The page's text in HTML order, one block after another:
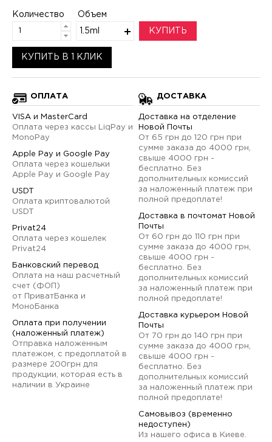
Количество Объем
1.5ml КУПИТЬ
КУПИТЬ В 1 КЛИК
ОПЛАТА
VISA и MasterCard
Оплата через кассы LiqPay и
MonoPay
Apple Pay и Google Pay
Оплата через кошельки
Apple Pay и Google Pay
USDT
Оплата криптовалютой
USDT
Privat24
Оплата через кошелек
Privat24
Банковский перевод
Оплата на наш расчетный
счет (ФОП)
от ПриватБанка и
МоноБанка
Оплата при получении
(наложенный платеж)
Отправка наложенным
платежом, с предоплатой в
размере 200грн для
продукции, которая есть в
наличии в Украине
ДОСТАВКА
Доставка на отделение
Новой Почты
От 65 грн до 120 грн при
сумме заказа до 4000 грн,
свыше 4000 грн -
бесплатно. Без
дополнительных комиссий
за наложенный платеж при
полной предоплате!
Доставка в почтомат Новой
Почты
От 60 грн до 110 грн при
сумме заказа до 4000 грн,
свыше 4000 грн -
бесплатно. Без
дополнительных комиссий
за наложенный платеж при
полной предоплате!
Доставка курьером Новой
Почты
От 70 грн до 140 грн при
сумме заказа до 4000 грн,
свыше 4000 грн -
бесплатно. Без
дополнительных комиссий
за наложенный платеж при
полной предоплате!
Самовывоз (временно
недоступен)
Из нашего офиса в Киеве.